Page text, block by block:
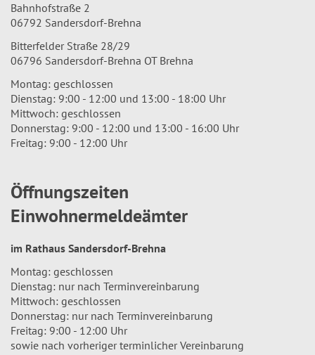
Bahnhofstraße 2
06792 Sandersdorf-Brehna
Bitterfelder Straße 28/29
06796 Sandersdorf-Brehna OT Brehna
Montag: geschlossen
Dienstag: 9:00 - 12:00 und 13:00 - 18:00 Uhr
Mittwoch: geschlossen
Donnerstag: 9:00 - 12:00 und 13:00 - 16:00 Uhr
Freitag: 9:00 - 12:00 Uhr
Öffnungszeiten
Einwohnermeldeämter
im Rathaus Sandersdorf-Brehna
Montag: geschlossen
Dienstag: nur nach Terminvereinbarung
Mittwoch: geschlossen
Donnerstag: nur nach Terminvereinbarung
Freitag: 9:00 - 12:00 Uhr
sowie nach vorheriger terminlicher Vereinbarung